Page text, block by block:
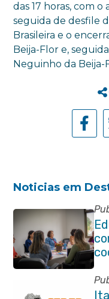
das 17 horas, com
seguida de desfile
Brasileira e o
Beija-Flor e,
Neguinho da Beija-
Noticias em